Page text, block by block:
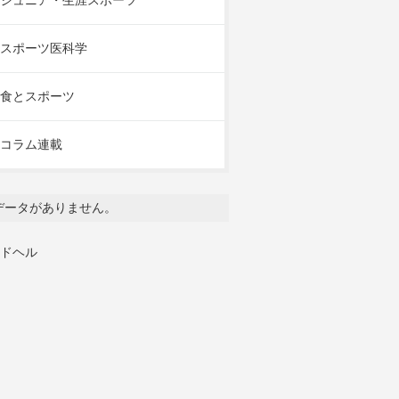
スポーツ医科学
食とスポーツ
コラム連載
タがありません。